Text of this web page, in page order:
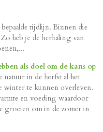
tijdlijn. Binnen die
heb je de herhaling van
als doel om de kans op
natuur in de herfst al het
winter te kunnen overleven.
en voeding waardoor
groeien om in de zomer in